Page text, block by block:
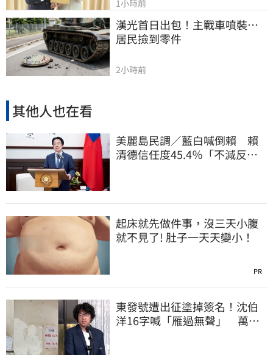
1小時前
漢光首日出包！主戰車噴裝…
居民撿到零件
2小時前
其他人也在看
美麗島民調／藍白喊倒賴 賴
清德信任度45.4％「不減反
起床就先做件事，沒三天小腹
就不見了! 肚子一天天變小！
PR
東發號遭出征塗掉簽名！沈伯
洋16字喊「雁過無聲」 萬人